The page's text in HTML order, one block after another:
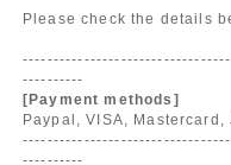
Please check the details
----------
[Payment methods]
Paypal, VISA,
----------